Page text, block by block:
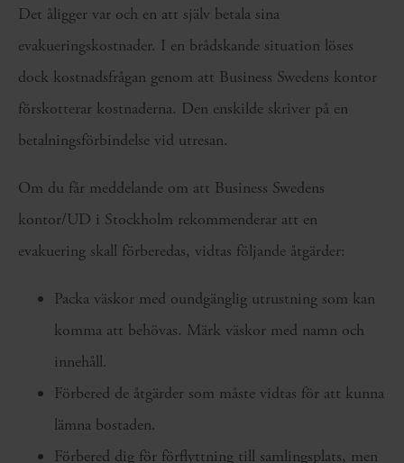
Det åligger var och en att själv betala sina
evakueringskostnader. I en brådskande situation löses
dock kostnadsfrågan genom att Business Swedens kontor
förskotterar kostnaderna. Den enskilde skriver på en
betalningsförbindelse vid utresan.
Om du får meddelande om att Business Swedens
kontor/UD i Stockholm rekommenderar att en
evakuering skall förberedas, vidtas följande åtgärder:
Packa väskor med oundgänglig utrustning som kan
komma att behövas. Märk väskor med namn och
innehåll.
Förbered de åtgärder som måste vidtas för att kunna
lämna bostaden.
Förbered dig för förflyttning till samlingsplats, men